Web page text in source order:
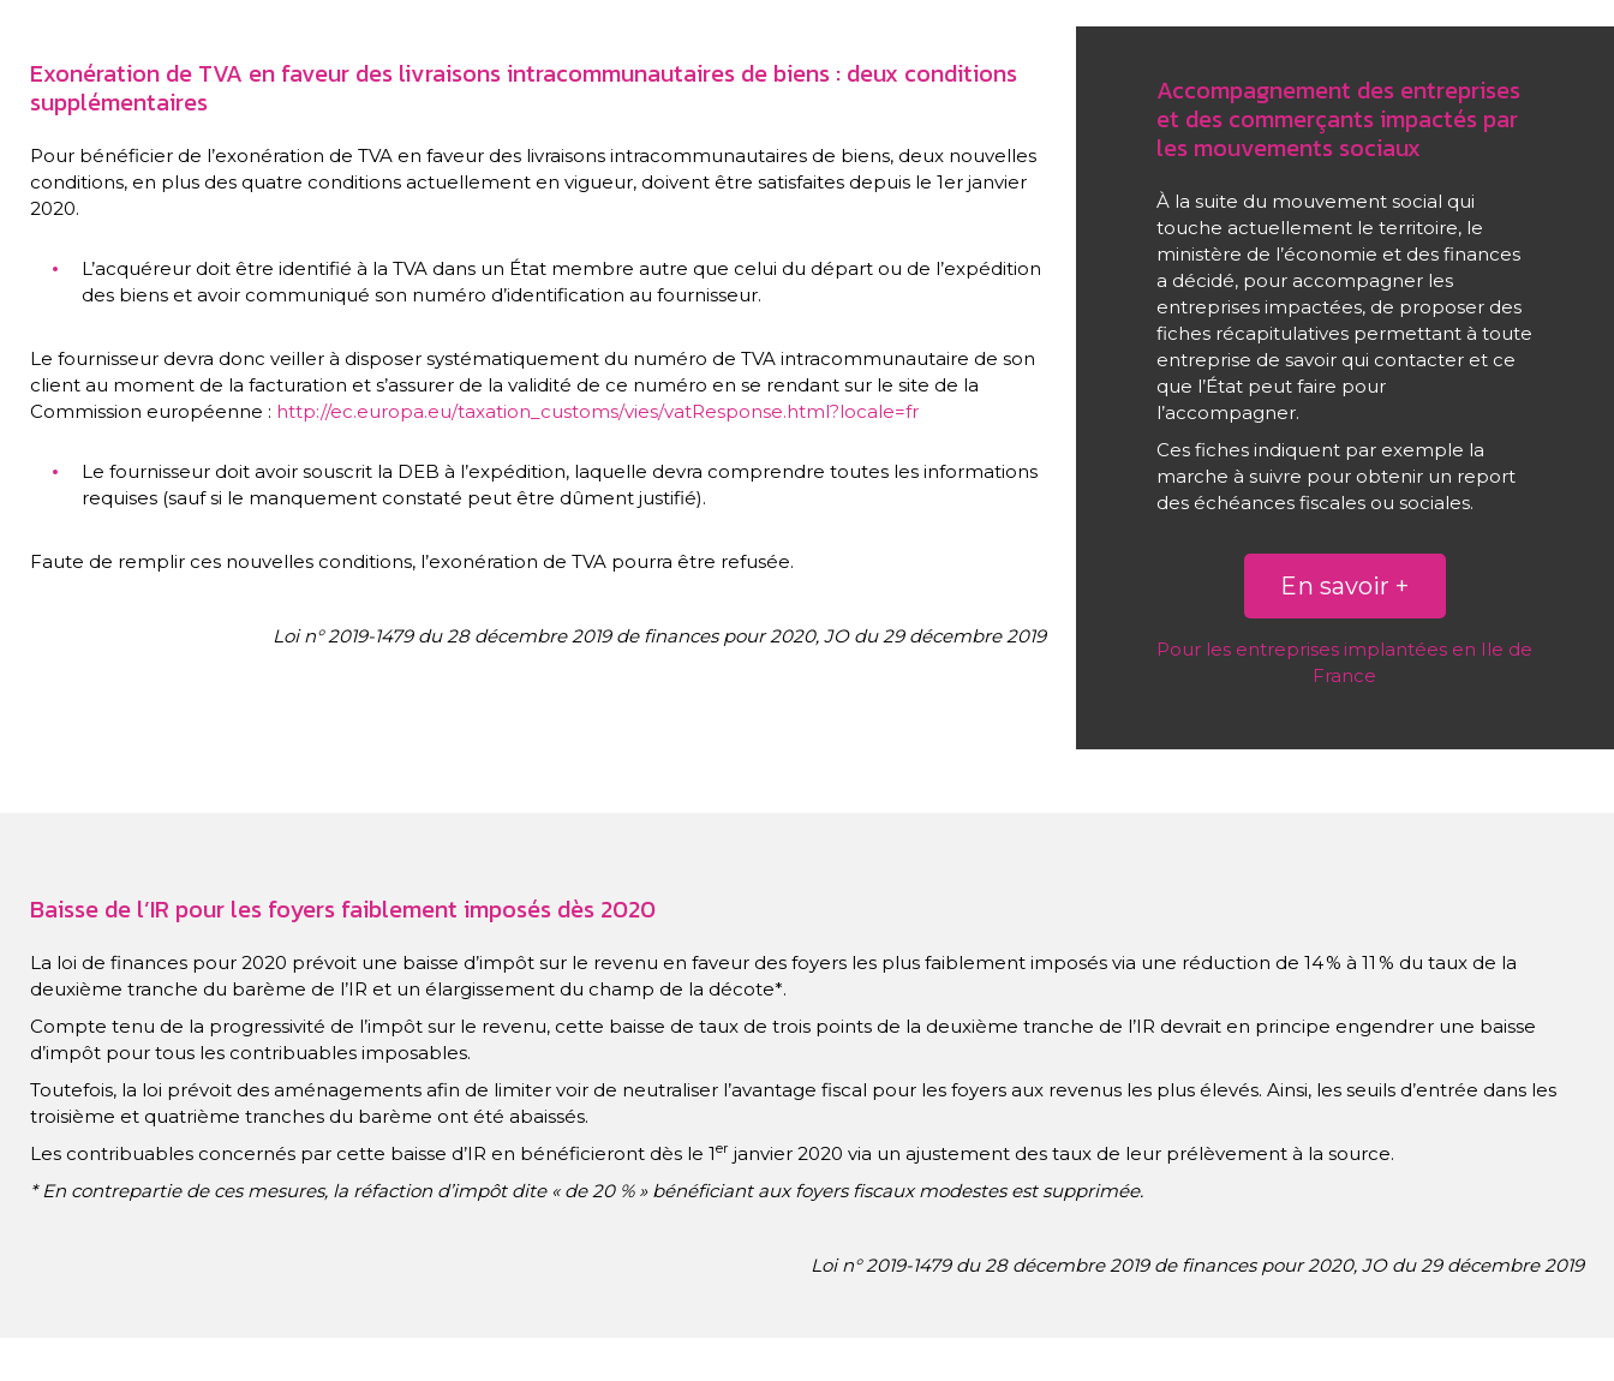
Exonération de TVA en faveur des livraisons intracommunautaires de biens : deux conditions
supplémentaires
Pour bénéficier de l’exonération de TVA en faveur des livraisons intracommunautaires de biens, deux nouvelles
conditions, en plus des quatre conditions actuellement en vigueur, doivent être satisfaites depuis le 1er janvier
2020.
L’acquéreur doit être identifié à la TVA dans un État membre autre que celui du départ ou de l’expédition
des biens et avoir communiqué son numéro d’identification au fournisseur.
Le fournisseur devra donc veiller à disposer systématiquement du numéro de TVA intracommunautaire de son
client au moment de la facturation et s’assurer de la validité de ce numéro en se rendant sur le site de la
Commission européenne : http://ec.europa.eu/taxation_customs/vies/vatResponse.html?locale=fr
Le fournisseur doit avoir souscrit la DEB à l’expédition, laquelle devra comprendre toutes les informations
requises (sauf si le manquement constaté peut être dûment justifié).
Faute de remplir ces nouvelles conditions, l’exonération de TVA pourra être refusée.
Loi n° 2019-1479 du 28 décembre 2019 de finances pour 2020, JO du 29 décembre 2019
Accompagnement des entreprises
et des commerçants impactés par
les mouvements sociaux
À la suite du mouvement social qui
touche actuellement le territoire, le
ministère de l’économie et des finances
a décidé, pour accompagner les
entreprises impactées, de proposer des
fiches récapitulatives permettant à toute
entreprise de savoir qui contacter et ce
que l’État peut faire pour
l’accompagner.
Ces fiches indiquent par exemple la
marche à suivre pour obtenir un report
des échéances fiscales ou sociales.
En savoir +
Pour les entreprises implantées en Ile de
France
Baisse de l’IR pour les foyers faiblement imposés dès 2020
La loi de finances pour 2020 prévoit une baisse d’impôt sur le revenu en faveur des foyers les plus faiblement imposés via une réduction de 14 % à 11 % du taux de la
deuxième tranche du barème de l’IR et un élargissement du champ de la décote*.
Compte tenu de la progressivité de l’impôt sur le revenu, cette baisse de taux de trois points de la deuxième tranche de l’IR devrait en principe engendrer une baisse
d’impôt pour tous les contribuables imposables.
Toutefois, la loi prévoit des aménagements afin de limiter voir de neutraliser l’avantage fiscal pour les foyers aux revenus les plus élevés. Ainsi, les seuils d’entrée dans les
troisième et quatrième tranches du barème ont été abaissés.
Les contribuables concernés par cette baisse d’IR en bénéficieront dès le 1er janvier 2020 via un ajustement des taux de leur prélèvement à la source.
* En contrepartie de ces mesures, la réfaction d’impôt dite « de 20 % » bénéficiant aux foyers fiscaux modestes est supprimée.
Loi n° 2019-1479 du 28 décembre 2019 de finances pour 2020, JO du 29 décembre 2019